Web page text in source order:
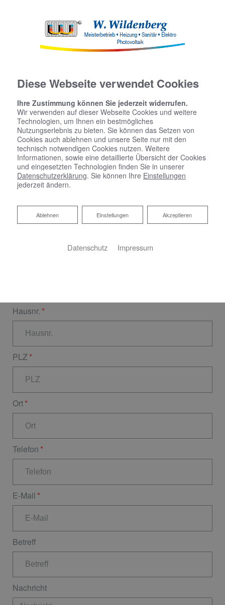
Kontaktformular
Vorname
Nachname
Hausnr.
PLZ
Ort
Telefon
E-Mail
Betreff
Nachricht
Diese Webseite verwendet Cookies
Ihre Zustimmung können Sie jederzeit widerrufen.
Wir verwenden auf dieser Webseite Cookies und weitere
Technologien, um Ihnen ein bestmögliches
Nutzungserlebnis zu bieten. Sie können das Setzen von
Cookies auch ablehnen und unsere Seite nur mit den
technisch notwendigen Cookies nutzen. Weitere
Informationen, sowie eine detaillierte Übersicht der Cookies
und eingesetzten Technologien finden Sie in unserer
Datenschutzerklärung. Sie können Ihre Einstellungen
jederzeit ändern.
Akzeptieren
Einstellungen
Ablehnen
Ablehnen
Datenschutz Impressum